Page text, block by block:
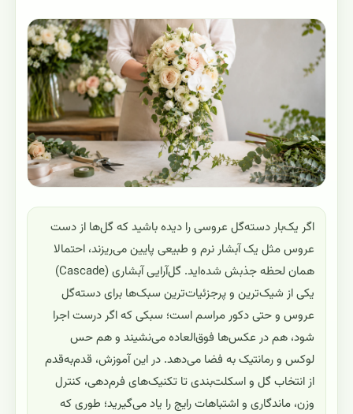
اگر یک‌بار دسته‌گل عروسی را دیده باشید که گل‌ها از دست
عروس مثل یک آبشار نرم و طبیعی پایین می‌ریزند، احتمالا
همان لحظه جذبش شده‌اید. گل‌آرایی آبشاری (Cascade)
یکی از شیک‌ترین و پرجزئیات‌ترین سبک‌ها برای دسته‌گل
عروس و حتی دکور مراسم است؛ سبکی که اگر درست اجرا
شود، هم در عکس‌ها فوق‌العاده می‌نشیند و هم حس
لوکس و رمانتیک به فضا می‌دهد. در این آموزش، قدم‌به‌قدم
از انتخاب گل و اسکلت‌بندی تا تکنیک‌های فرم‌دهی، کنترل
وزن، ماندگاری و اشتباهات رایج را یاد می‌گیرید؛ طوری که